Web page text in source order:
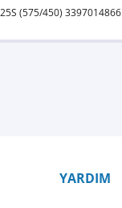
(575/450) 3397014866
YARDIM